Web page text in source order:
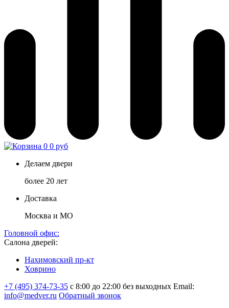
0 0 руб
Делаем двери
более 20 лет
Доставка
Москва и МО
Головной офис:
Салона дверей:
Нахимовский пр-кт
Ховрино
+7 (495) 374-73-35 с 8:00 до 22:00 без выходных Email:
info@medver.ru Обратный звонок